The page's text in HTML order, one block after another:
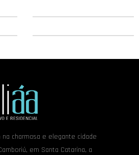
charmosa e elegante cidade
em Santa Catarina, a